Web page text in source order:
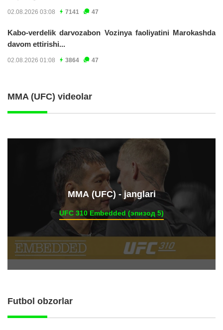
02.08.2026 03:08 7141 47
Kabo-verdelik darvozabon Vozinya faoliyatini Marokashda
davom ettirishi...
02.08.2026 01:08 3864 47
MMA (UFC) videolar
ММА (UFC) - janglari
UFC 310 Embedded (эпизод 5)
Futbol obzorlar